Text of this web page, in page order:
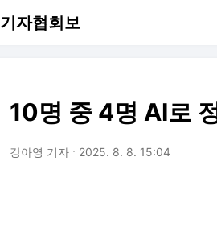
기자협회보
10명 중 4명 AI로
강아영 기자 2025. 8. 8. 15:04